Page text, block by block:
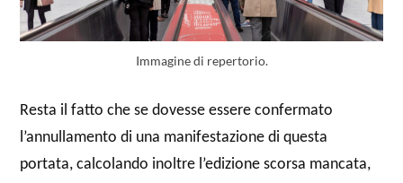
Immagine di repertorio.
Resta il fatto che se dovesse essere confermato
l’annullamento di una manifestazione di questa
portata, calcolando inoltre l’edizione scorsa mancata,